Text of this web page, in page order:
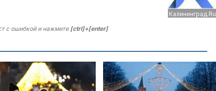
Калининград.Ru
с ошибкой и нажмите [ctrl]+[enter]